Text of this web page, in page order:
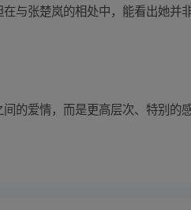
与张楚岚的相处中，能看出她并
的爱情，而是更高层次、特别的